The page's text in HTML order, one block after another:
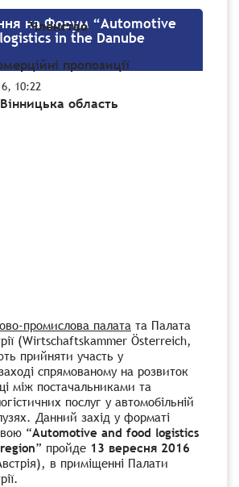
Членство
пропозиції
Вінницька область
на форум “Automotive
in the Danube
10:22
промислова палата та Палата
(Wirtschaftskammer Österreich,
прийняти участь у
спрямованому на розвиток
між постачальниками та
послуг у автомобільній
Данний захід у форматі
“Automotive and food logistics
” пройде 13 вересня 2016
в приміщенні Палати